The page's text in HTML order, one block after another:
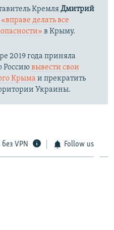
КремляДмитрий
«вправе делать все
в Крыму.
2019 года приняла
Россиювывести свои
Крыма и прекратить
Украины.
VPN Follow us